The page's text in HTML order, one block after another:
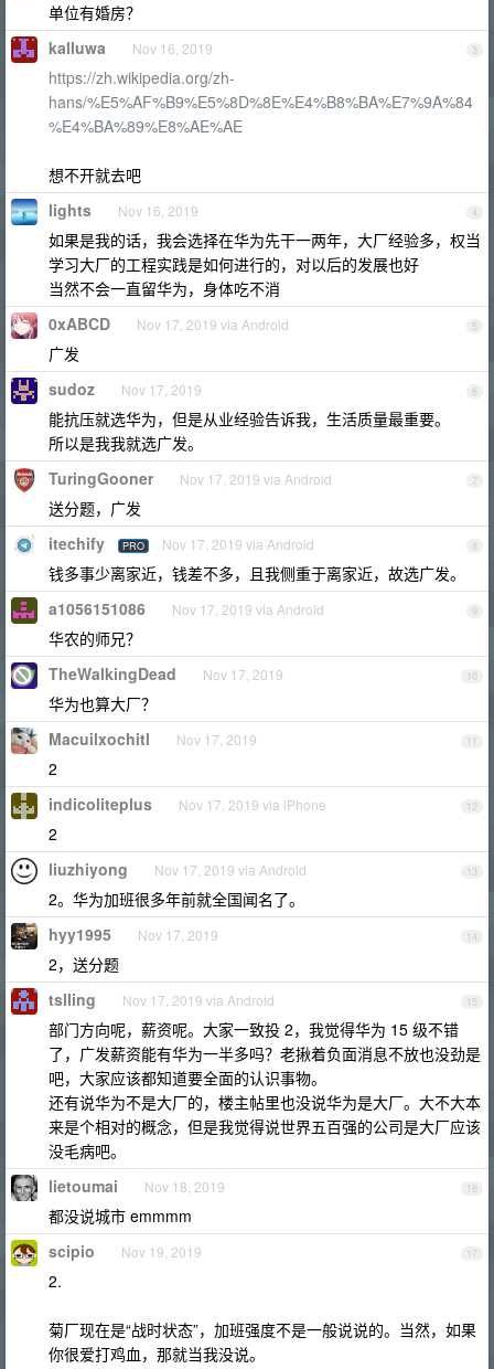
单位有婚房？
3
kalluwa Nov 16, 2019
https://zh.wikipedia.org/zh-
hans/%E5%AF%B9%E5%8D%8E%E4%B8%BA%E7%9A%84
%E4%BA%89%E8%AE%AE
想不开就去吧
4
lights Nov 16, 2019
如果是我的话，我会选择在华为先干一两年，大厂经验多，权当
学习大厂的工程实践是如何进行的，对以后的发展也好
当然不会一直留华为，身体吃不消
5
0xABCD Nov 17, 2019 via Android
广发
6
sudoz Nov 17, 2019
能抗压就选华为，但是从业经验告诉我，生活质量最重要。
所以是我我就选广发。
7
TuringGooner Nov 17, 2019 via Android
送分题，广发
8
itechify PRO Nov 17, 2019 via Android
钱多事少离家近，钱差不多，且我侧重于离家近，故选广发。
9
a1056151086 Nov 17, 2019 via Android
华农的师兄？
10
TheWalkingDead Nov 17, 2019
华为也算大厂？
11
Macuilxochitl Nov 17, 2019
2
12
indicoliteplus Nov 17, 2019 via iPhone
2
13
liuzhiyong Nov 17, 2019 via Android
2。华为加班很多年前就全国闻名了。
14
hyy1995 Nov 17, 2019
2，送分题
15
tslling Nov 17, 2019 via Android
部门方向呢，薪资呢。大家一致投 2，我觉得华为 15 级不错
了，广发薪资能有华为一半多吗？老揪着负面消息不放也没劲是
吧，大家应该都知道要全面的认识事物。
还有说华为不是大厂的，楼主帖里也没说华为是大厂。大不大本
来是个相对的概念，但是我觉得说世界五百强的公司是大厂应该
没毛病吧。
16
lietoumai Nov 18, 2019
都没说城市 emmmm
17
scipio Nov 19, 2019
2.
菊厂现在是“战时状态”，加班强度不是一般说说的。当然，如果
你很爱打鸡血，那就当我没说。